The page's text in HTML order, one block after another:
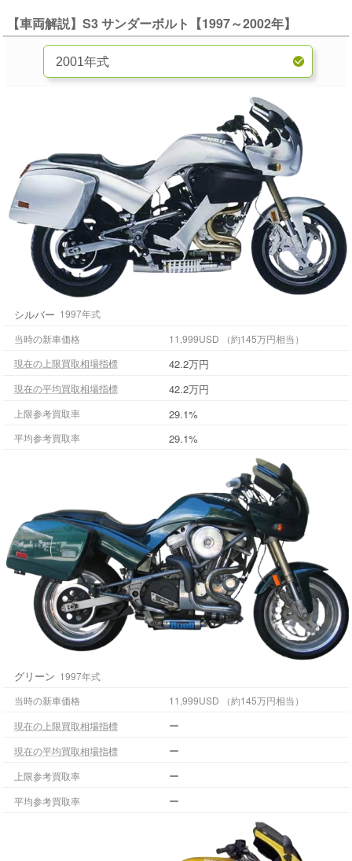
【車両解説】S3 サンダーボルト【1997～2002年】
シルバー 1997年式
当時の新車価格
11,999USD （約145万円相当）
現在の上限買取相場指標
42.2万円
現在の平均買取相場指標 42.2万円
上限参考買取率 29.1%
平均参考買取率 29.1%
グリーン 1997年式
当時の新車価格
11,999USD （約145万円相当）
現在の上限買取相場指標
ー
現在の平均買取相場指標 ー
上限参考買取率 ー
平均参考買取率 ー